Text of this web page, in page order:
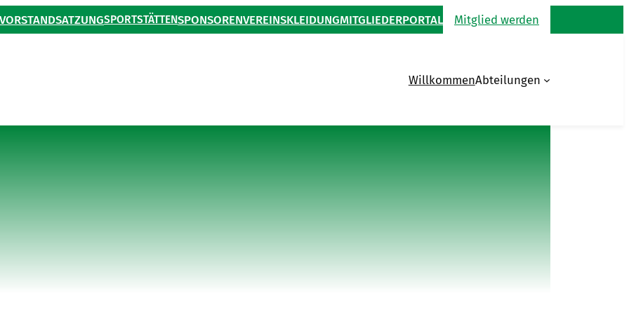
VORSTANDSATZUNGSPORTSTÄTTENSPONSORENVEREINSKLEIDUNGMITGLIEDERPORTAL Mitglied werden
WillkommenAbteilungen